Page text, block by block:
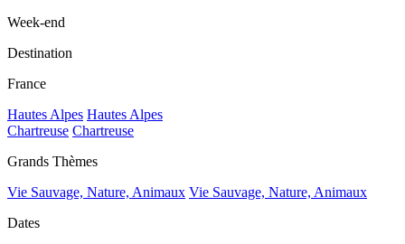
Week-end
Destination
France
Hautes Alpes Hautes Alpes
Chartreuse Chartreuse
Grands Thèmes
Vie Sauvage, Nature, Animaux Vie Sauvage, Nature, Animaux
Dates